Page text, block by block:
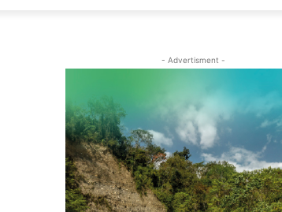
- Advertisment -